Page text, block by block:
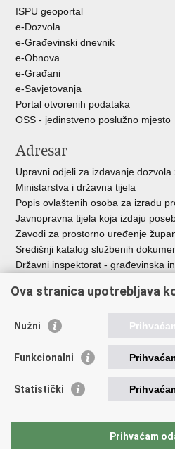
ISPU geoportal
e-Dozvola
e-Građevinski dnevnik
e-Obnova
e-Građani
e-Savjetovanja
Portal otvorenih podataka
OSS - jedinstveno poslužno mjesto
Adresar
Upravni odjeli za izdavanje dozvola
Ministarstva i državna tijela
Popis ovlaštenih osoba za izradu
Javnopravna tijela koja izdaju
Zavodi za prostorno uređenje
Središnji katalog službenih
Državni inspektorat - građevinska
Vlada Republike Hrvatske
Agencija za pravni promet i
Fond za zaštitu okoliša i
Državne nekretnine d.o.o.
Ova stranica upotrebljava
Nužni
Funkcionalni
Statistički
Prihvaćam